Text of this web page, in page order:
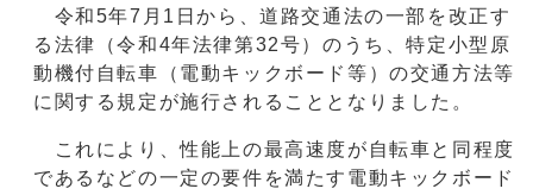
令和5年7月1日から、道路交通法の一部を改正す
る法律（令和4年法律第32号）のうち、特定小型原
動機付自転車（電動キックボード等）の交通方法等
に関する規定が施行されることとなりました。
これにより、性能上の最高速度が自転車と同程度
であるなどの一定の要件を満たす電動キックボード